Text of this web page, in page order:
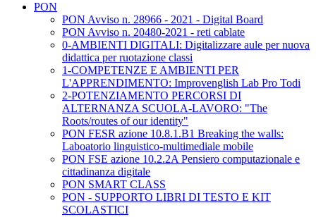
PON
PON Avviso n. 28966 - 2021 - Digital Board
PON Avviso n. 20480-2021 - reti cablate
0-AMBIENTI DIGITALI: Digitalizzare aule per nuova
didattica per ruotazione classi
1-COMPETENZE E AMBIENTI PER
L'APPRENDIMENTO: Improvenglish Lab Pro Todi
2-POTENZIAMENTO PERCORSI DI
ALTERNANZA SCUOLA-LAVORO: "The
Roots/routes of our identity"
PON FESR azione 10.8.1.B1 Breaking the walls:
Laboatorio linguistico-multimediale mobile
PON FSE azione 10.2.2A Pensiero computazionale e
cittadinanza digitale
PON SMART CLASS
PON - SUPPORTO LIBRI DI TESTO E KIT
SCOLASTICI